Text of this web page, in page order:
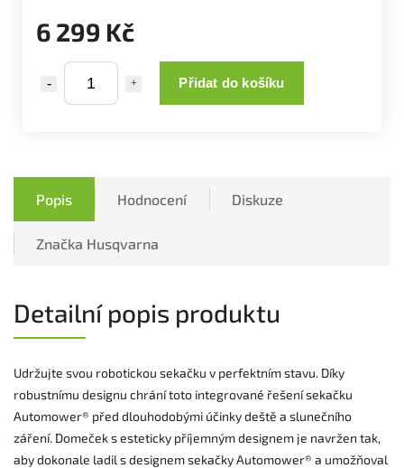
6 299 Kč
Přidat do košíku
Popis Hodnocení Diskuze
Značka Husqvarna
Detailní popis produktu
Udržujte svou robotickou sekačku v perfektním stavu. Díky
robustnímu designu chrání toto integrované řešení sekačku
Automower® před dlouhodobými účinky deště a slunečního
záření. Domeček s esteticky příjemným designem je navržen tak,
aby dokonale ladil s designem sekačky Automower® a umožňoval